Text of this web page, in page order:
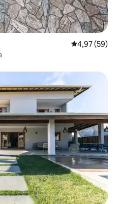
4,97 de uma
4,97 (59)